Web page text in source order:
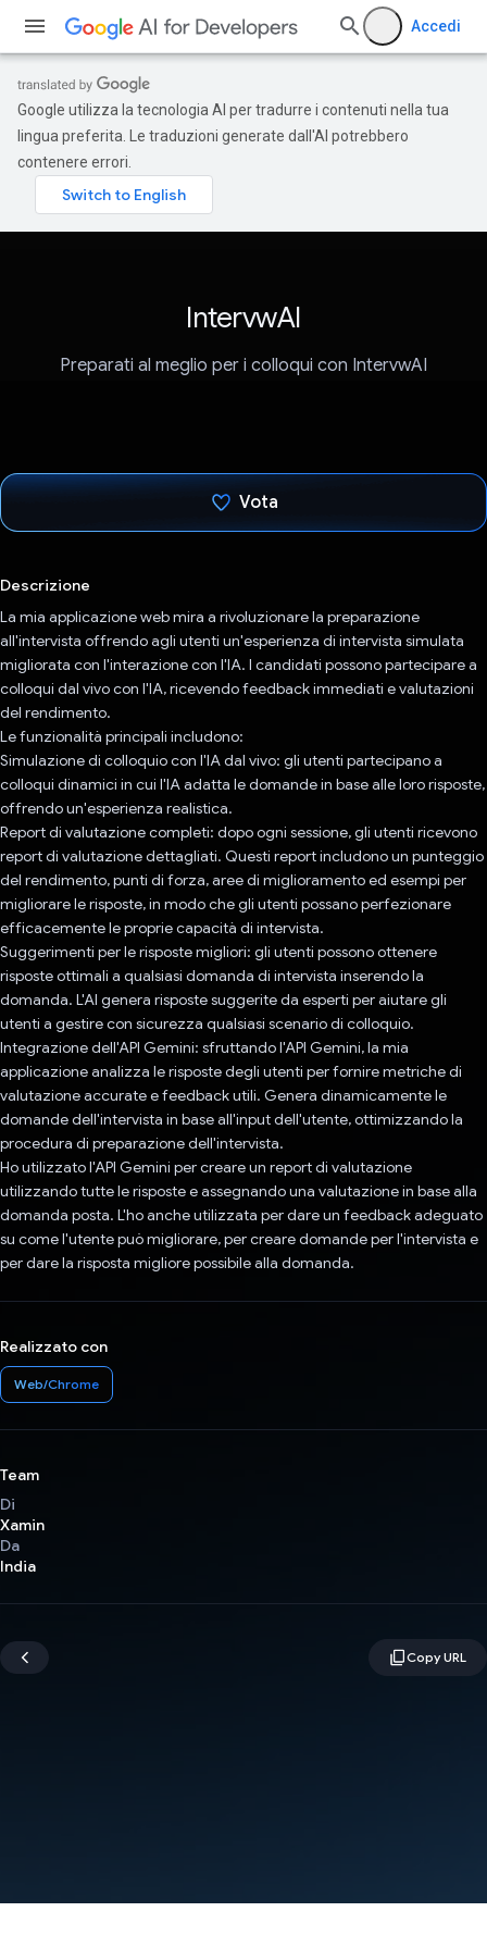
Accedi
Google utilizza la tecnologia AI per tradurre i contenuti nella tua
lingua preferita. Le traduzioni generate dall'AI potrebbero
contenere errori.
IntervwAI
Preparati al meglio per i colloqui con IntervwAI
Vota
Descrizione
La mia applicazione web mira a rivoluzionare la preparazione
all'intervista offrendo agli utenti un'esperienza di intervista simulata
migliorata con l'interazione con l'IA. I candidati possono partecipare a
colloqui dal vivo con l'IA, ricevendo feedback immediati e valutazioni
del rendimento.
Le funzionalità principali includono:
Simulazione di colloquio con l'IA dal vivo: gli utenti partecipano a
colloqui dinamici in cui l'IA adatta le domande in base alle loro risposte,
offrendo un'esperienza realistica.
Report di valutazione completi: dopo ogni sessione, gli utenti ricevono
report di valutazione dettagliati. Questi report includono un punteggio
del rendimento, punti di forza, aree di miglioramento ed esempi per
migliorare le risposte, in modo che gli utenti possano perfezionare
efficacemente le proprie capacità di intervista.
Suggerimenti per le risposte migliori: gli utenti possono ottenere
risposte ottimali a qualsiasi domanda di intervista inserendo la
domanda. L'AI genera risposte suggerite da esperti per aiutare gli
utenti a gestire con sicurezza qualsiasi scenario di colloquio.
Integrazione dell'API Gemini: sfruttando l'API Gemini, la mia
applicazione analizza le risposte degli utenti per fornire metriche di
valutazione accurate e feedback utili. Genera dinamicamente le
domande dell'intervista in base all'input dell'utente, ottimizzando la
procedura di preparazione dell'intervista.
Ho utilizzato l'API Gemini per creare un report di valutazione
utilizzando tutte le risposte e assegnando una valutazione in base alla
domanda posta. L'ho anche utilizzata per dare un feedback adeguato
su come l'utente può migliorare, per creare domande per l'intervista e
per dare la risposta migliore possibile alla domanda.
Realizzato con
Web/Chrome
Team
Di
Xamin
Da
India